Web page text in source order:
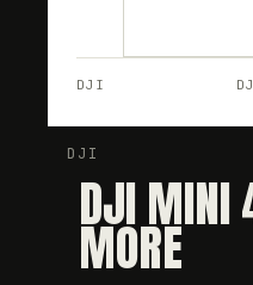
DJI
DJI
DJI MINI
MORE